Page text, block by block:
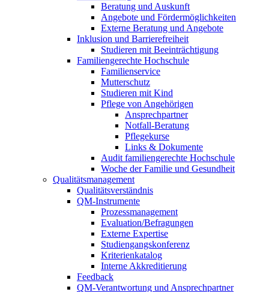
Beratung und Auskunft
Angebote und Fördermöglichkeiten
Externe Beratung und Angebote
Inklusion und Barrierefreiheit
Studieren mit Beeinträchtigung
Familiengerechte Hochschule
Familienservice
Mutterschutz
Studieren mit Kind
Pflege von Angehörigen
Ansprechpartner
Notfall-Beratung
Pflegekurse
Links & Dokumente
Audit familiengerechte Hochschule
Woche der Familie und Gesundheit
Qualitätsmanagement
Qualitätsverständnis
QM-Instrumente
Prozessmanagement
Evaluation/Befragungen
Externe Expertise
Studiengangskonferenz
Kriterienkatalog
Interne Akkreditierung
Feedback
QM-Verantwortung und Ansprechpartner